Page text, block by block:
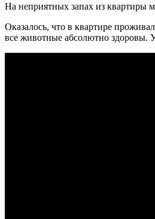
На неприятных запах из квартиры
Оказалось, что в квартире
все животные абсолютно